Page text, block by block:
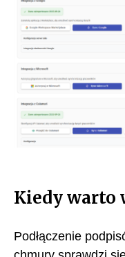
Kiedy warto
Podłączenie